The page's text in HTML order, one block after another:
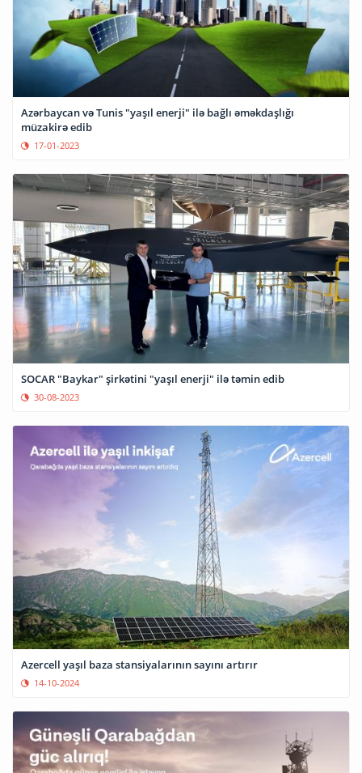
Azərbaycan və Tunis "yaşıl enerji" ilə bağlı əməkdaşlığı
müzakirə edib
17-01-2023
SOCAR "Baykar" şirkətini "yaşıl enerji" ilə təmin edib
30-08-2023
Azercell yaşıl baza stansiyalarının sayını artırır
14-10-2024